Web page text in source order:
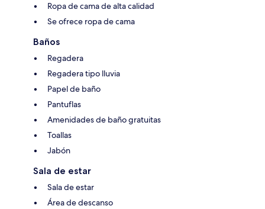
Ropa de cama de alta calidad
Se ofrece ropa de cama
Baños
Regadera
Regadera tipo lluvia
Papel de baño
Pantuflas
Amenidades de baño gratuitas
Toallas
Jabón
Sala de estar
Sala de estar
Área de descanso